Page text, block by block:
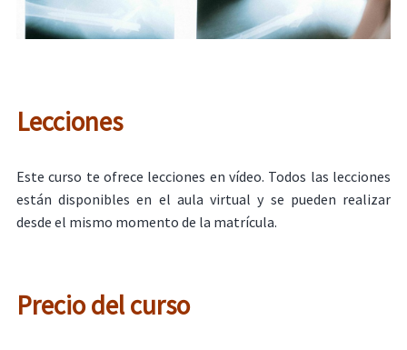
Lecciones
Este curso te ofrece lecciones en vídeo. Todos las lecciones
están disponibles en el aula virtual y se pueden realizar
desde el mismo momento de la matrícula.
Precio del curso